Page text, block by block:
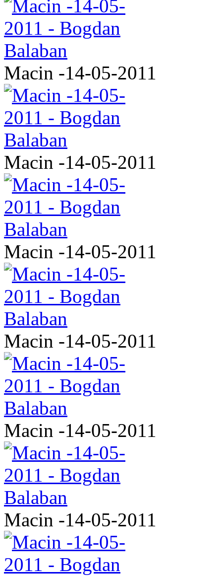
Macin -14-05-2011
Macin -14-05-2011
Macin -14-05-2011
Macin -14-05-2011
Macin -14-05-2011
Macin -14-05-2011